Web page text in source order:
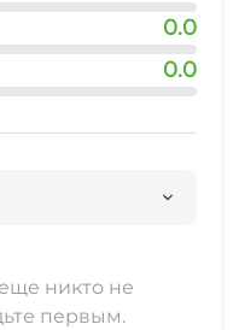
0.0
0.0
никто не
первым.